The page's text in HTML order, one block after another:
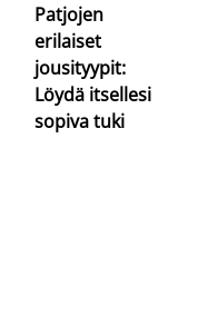
Patjojen
erilaiset
jousityypit:
Löydä itsellesi
sopiva tuki